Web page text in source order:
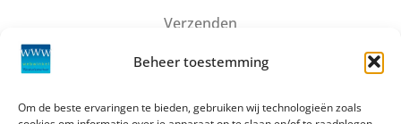
Beheer toestemming
Om de beste ervaringen te bieden, gebruiken wij technologieën zoals
Verzenden
Retourneren